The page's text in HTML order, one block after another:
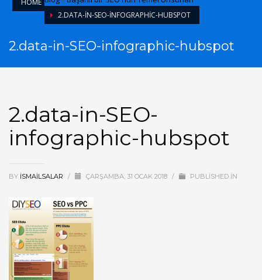
2.DATA-IN-SEO-INFOGRAPHIC-HUBSPOT
2.data-in-SEO-infographic-hubspot
2.data-in-SEO-
infographic-hubspot
BY ISMAILSALAR / ÇARŞAMBA, 31 OCAK 2018 / PUBLISHED IN